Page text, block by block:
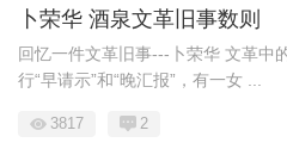
卜荣华 酒泉文革旧事数则
回忆一件文革旧事---卜荣华 文革中
行“早请示”和“晚汇报”，有一女 ...
3817 2